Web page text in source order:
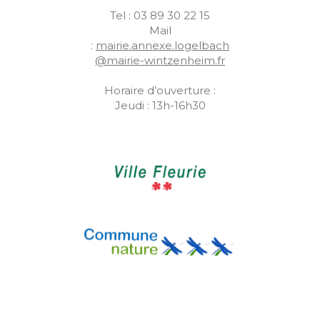
Tel : 03 89 30 22 15
Mail
: mairie.annexe.logelbach
@mairie-wintzenheim.fr
Horaire d’ouverture :
Jeudi : 13h-16h30